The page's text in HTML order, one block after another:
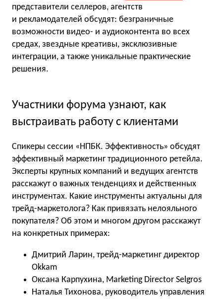
представители селлеров, агентств
и рекламодателей обсудят: безграничные
возможности видео- и аудиоконтента во всех
средах, звездные креативы, эксклюзивные
интеграции, а также уникальные практические
решения.
Участники форума узнают, как
выстраивать работу с клиентами
Спикеры сессии «НПБК. Эффективность» обсудят
эффективный маркетинг традиционного ретейла.
Эксперты крупных компаний и ведущих агентств
расскажут о важных тенденциях и действенных
инструментах. Какие инструменты актуальны для
трейд-маркетолога? Как привязать нелояльного
покупателя? Об этом и многом другом расскажут
на конкретных примерах:
Дмитрий Ларин, трейд-маркетинг директор
Okkam
Оксана Карпухина, Marketing Director Selgros
Наталья Тихонова, руководитель управления